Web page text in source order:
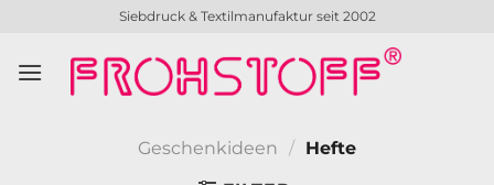
springen
Siebdruck & Textilmanufaktur seit 2002
Geschenkideen / Hefte